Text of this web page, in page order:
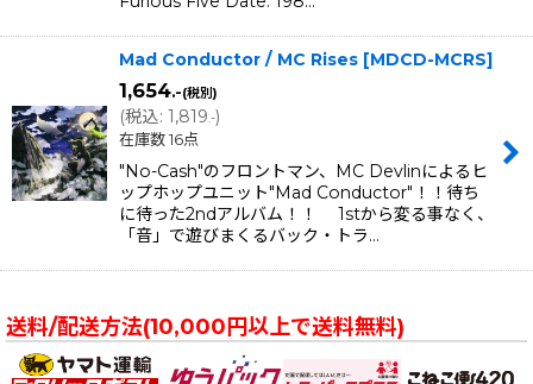
Mad Conductor / MC Rises [MDCD-MCRS]
1,654.-(税別)
(税込: 1,819.-)
在庫数 16点
"No-Cash"のフロントマン、MC Devlinによるヒ
ップホップユニット"Mad Conductor"！！待ち
に待った2ndアルバム！！ 1stから変る事なく、
「音」で遊びまくるバック・トラ…
送料/配送方法(10,000円以上で送料無料)